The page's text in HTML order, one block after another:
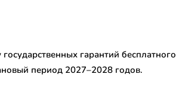
гарантий бесплатного
период 2027–2028 годов.